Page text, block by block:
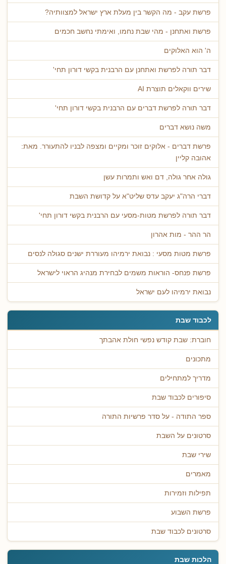
פרשת עקב - מה הקשר בין מעלת ארץ ישראל למצוותיה?
פרשת ואתחנן - מהי שבת נחמו, ואימתי נחשב חכמים
ה' הוא האלוקים
דבר תורה לפרשת ואתחנן עם הרבנית בקשי דורון תחי'
שירים ווקאלים תוצרת AI
דבר תורה לפרשת דברים עם הרבנית בקשי דורון תחי'
משה נושא דברים
פרשת דברים - אלוקים זוכר ומקיים ומצפה לבניו להתעורר. מאת:
אהובה קליין
גולה אחר גולה, דם ואש ותמרות עשן
דברי הרה"ג יעקב עדס שליט"א על קדושת השבת
דבר תורה לפרשת מטות-מסעי עם הרבנית בקשי דורון תחי'
הר ההר - מות אהרון
פרשת מטות מסעי : נבואת ירמיהו מעוררת ישנים סגולה לנסים
פרשת פנחס- הוראות משמים לבחירת מנהיג הראוי לישראל
נבואת ירמיהו לעם ישראל
לכבוד שבת
חוברת: שבת קודש נפשי חולת אהבתך
מתכונים
מדריך למתחילים
סיפורים לכבוד שבת
ספר התודה - על סדר פרשיות התורה
סרטונים על השבת
שירי שבת
מאמרים
תפילות וזמירות
פרשת השבוע
סרטונים לכבוד שבת
הלכות שבת